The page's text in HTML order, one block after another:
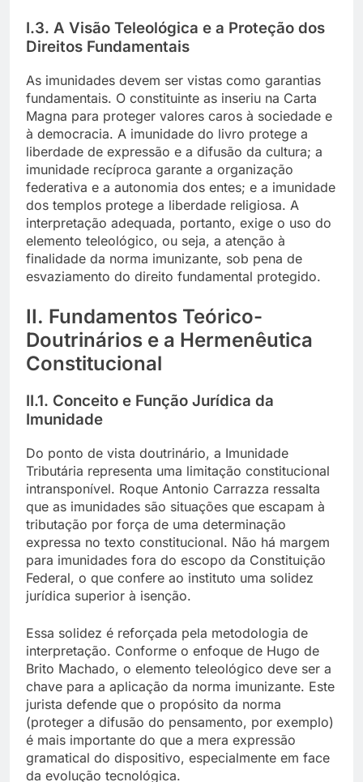
I.3. A Visão Teleológica e a Proteção dos
Direitos Fundamentais
As imunidades devem ser vistas como garantias
fundamentais. O constituinte as inseriu na Carta
Magna para proteger valores caros à sociedade e
à democracia. A imunidade do livro protege a
liberdade de expressão e a difusão da cultura; a
imunidade recíproca garante a organização
federativa e a autonomia dos entes; e a imunidade
dos templos protege a liberdade religiosa. A
interpretação adequada, portanto, exige o uso do
elemento teleológico, ou seja, a atenção à
finalidade da norma imunizante, sob pena de
esvaziamento do direito fundamental protegido.
II. Fundamentos Teórico-
Doutrinários e a Hermenêutica
Constitucional
II.1. Conceito e Função Jurídica da
Imunidade
Do ponto de vista doutrinário, a Imunidade
Tributária representa uma limitação constitucional
intransponível. Roque Antonio Carrazza ressalta
que as imunidades são situações que escapam à
tributação por força de uma determinação
expressa no texto constitucional. Não há margem
para imunidades fora do escopo da Constituição
Federal, o que confere ao instituto uma solidez
jurídica superior à isenção.
Essa solidez é reforçada pela metodologia de
interpretação. Conforme o enfoque de Hugo de
Brito Machado, o elemento teleológico deve ser a
chave para a aplicação da norma imunizante. Este
jurista defende que o propósito da norma
(proteger a difusão do pensamento, por exemplo)
é mais importante do que a mera expressão
gramatical do dispositivo, especialmente em face
da evolução tecnológica.